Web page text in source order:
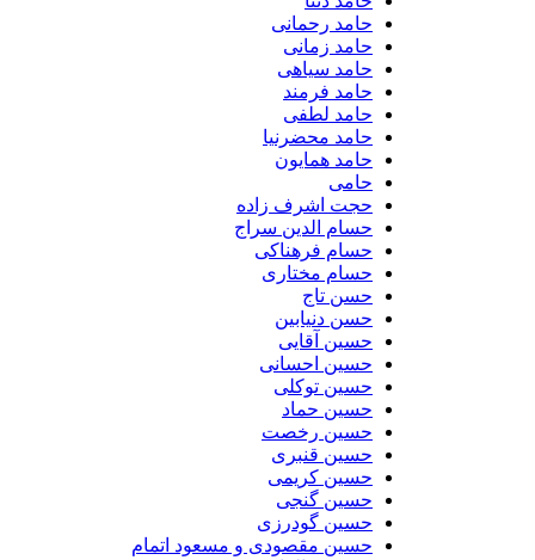
حامد رحمانی
حامد زمانی
حامد سیاهی
حامد فرمند
حامد لطفی
حامد محضرنیا
حامد همایون
حامی
حجت اشرف زاده
حسام الدین سراج
حسام فرهناکی
حسام مختاری
حسن تاج
حسن دنیابین
حسین آقایی
حسین احسانی
حسین توکلی
حسین حماد
حسین رخصت
حسین قنبری
حسین کریمی
حسین گنجی
حسین گودرزی
حسین مقصودی و مسعود اتمام